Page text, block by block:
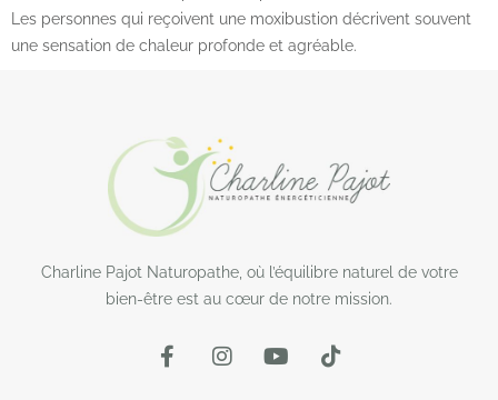
Les personnes qui reçoivent une moxibustion décrivent souvent
une sensation de chaleur profonde et agréable.
Charline Pajot Naturopathe, où l’équilibre naturel de votre
bien-être est au cœur de notre mission.